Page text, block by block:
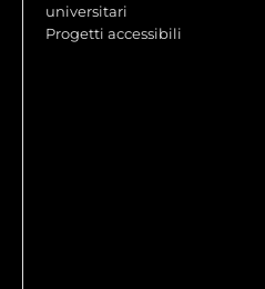
universitari
Progetti accessibili